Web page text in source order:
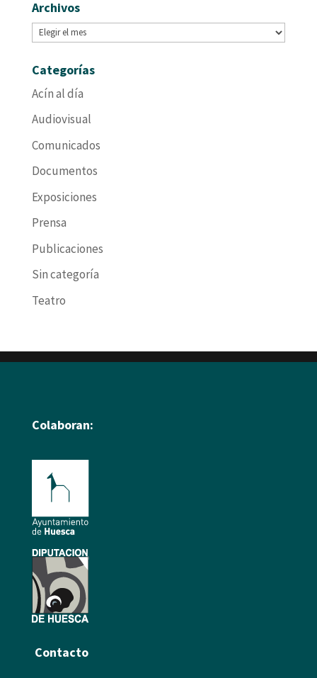
Archivos
Archivos
Categorías
Acín al día
Audiovisual
Comunicados
Documentos
Exposiciones
Prensa
Publicaciones
Sin categoría
Teatro
Colaboran:
Contacto